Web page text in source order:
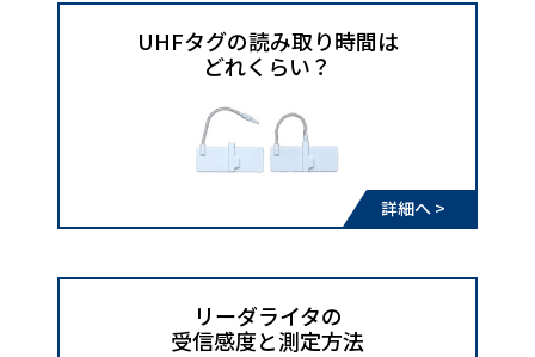
UHFタグの読み取り時間は
​​​​​​​どれくらい？
詳細へ >
リーダライタの
受信感度と測定方法